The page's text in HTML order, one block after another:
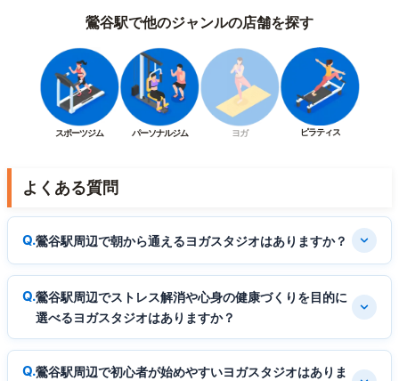
鶯谷駅で他のジャンルの店舗を探す
スポーツジム パーソナルジム ヨガ ピラティス
よくある質問
鶯谷駅周辺で朝から通えるヨガスタジオはありますか？
鶯谷駅周辺でストレス解消や心身の健康づくりを目的に
選べるヨガスタジオはありますか？
鶯谷駅周辺で初心者が始めやすいヨガスタジオはありま